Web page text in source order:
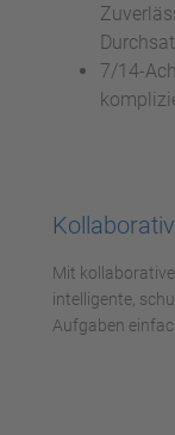
7/14-
Mit
intelligente,
Aufgaben